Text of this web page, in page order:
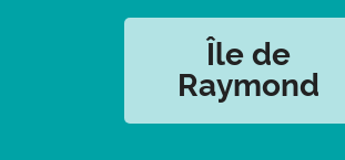
Île de
Raymond